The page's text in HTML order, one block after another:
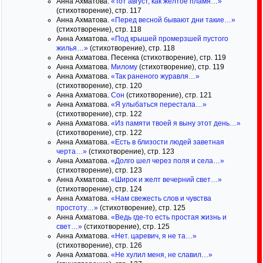
(стихотворение), стр. 117
Анна Ахматова. «Перед весной бывают дни такие…»
(стихотворение), стр. 118
Анна Ахматова. «Под крышей промерзшей пустого
жилья…» (стихотворение), стр. 118
Анна Ахматова. Песенка (стихотворение), стр. 119
Анна Ахматова. Милому (стихотворение), стр. 119
Анна Ахматова. «Так раненого журавля…»
(стихотворение), стр. 120
Анна Ахматова. Сон (стихотворение), стр. 121
Анна Ахматова. «Я улыбаться перестала…»
(стихотворение), стр. 122
Анна Ахматова. «Из памяти твоей я выну этот день…»
(стихотворение), стр. 122
Анна Ахматова. «Есть в близости людей заветная
черта…» (стихотворение), стр. 123
Анна Ахматова. «Долго шел через поля и села…»
(стихотворение), стр. 123
Анна Ахматова. «Широк и желт вечерний свет…»
(стихотворение), стр. 124
Анна Ахматова. «Нам свежесть слов и чувства
простоту…» (стихотворение), стр. 125
Анна Ахматова. «Ведь где-то есть простая жизнь и
свет…» (стихотворение), стр. 125
Анна Ахматова. «Нет. царевич, я не та…»
(стихотворение), стр. 126
Анна Ахматова. «Не хулил меня, не славил…»